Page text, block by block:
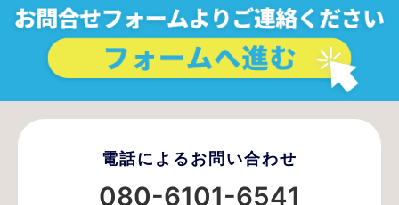
電話によるお問い合わせ
080-6101-6541